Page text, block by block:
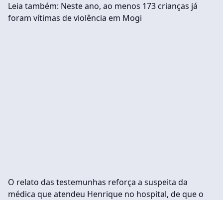
Leia também: Neste ano, ao menos 173 crianças já
foram vítimas de violência em Mogi
O relato das testemunhas reforça a suspeita da
médica que atendeu Henrique no hospital, de que o